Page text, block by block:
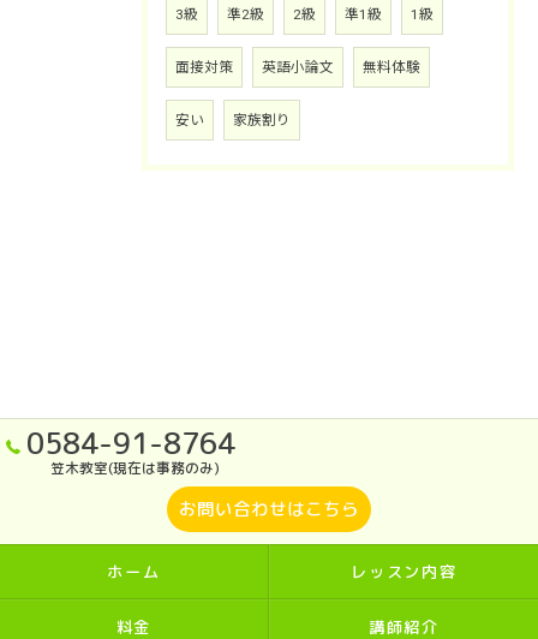
3級 準2級 2級 準1級 1級
面接対策 英語小論文 無料体験
安い 家族割り
0584-91-8764
笠木教室(現在は事務のみ)
お問い合わせはこちら
ホーム レッスン内容
料金 講師紹介